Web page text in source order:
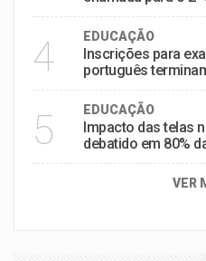
4 EDUCAÇÃO
Inscrições para
português
5 EDUCAÇÃO
Impacto das telas
debatido em 80%
VER